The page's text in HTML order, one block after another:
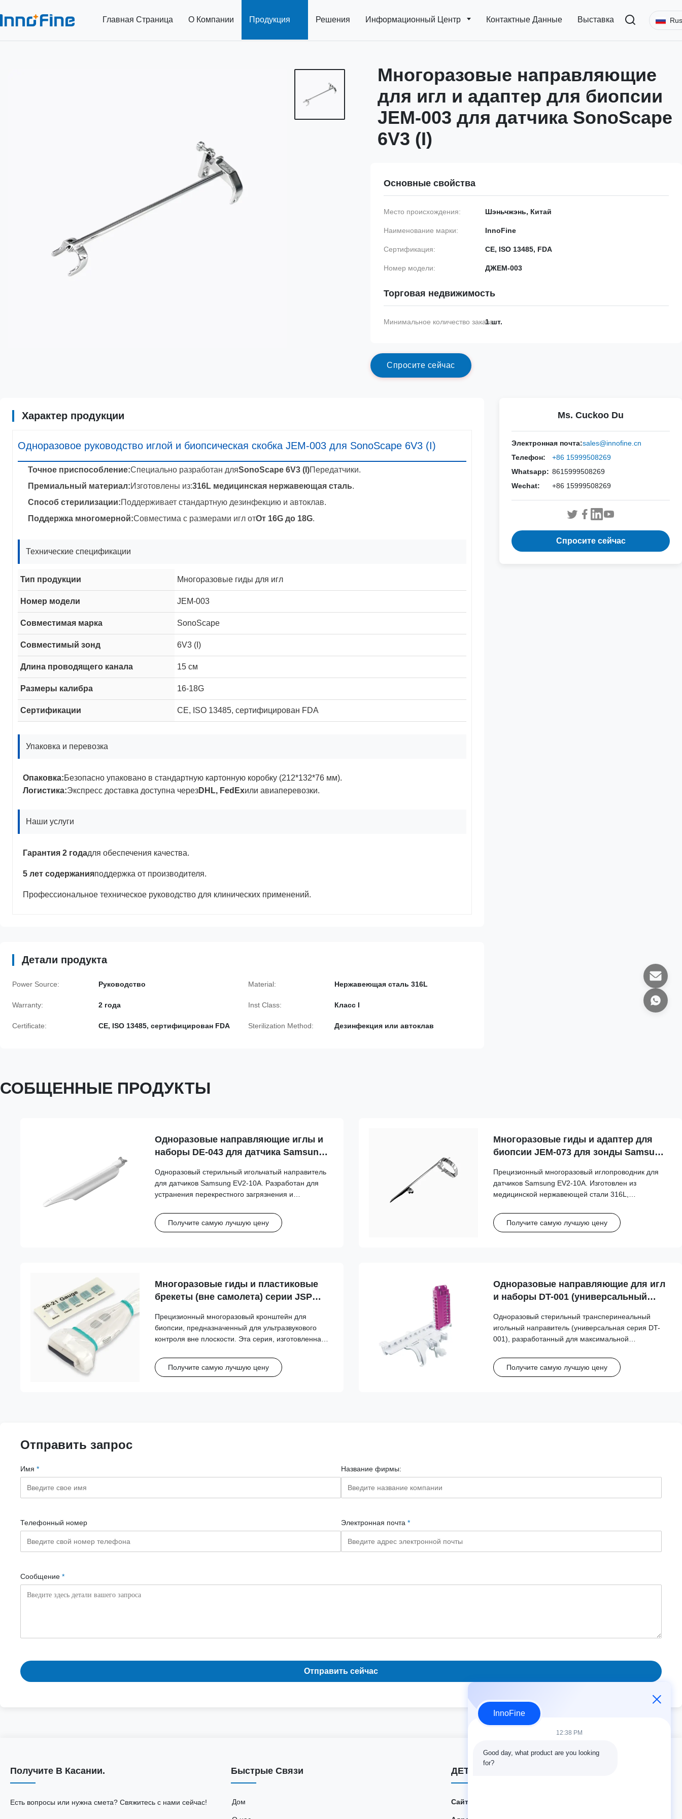
Главная Страница О Компании Продукция Решения Информационный Центр Контактные Данные Выставка
Многоразовые направляющие
для игл и адаптер для биопсии
JEM-003 для датчика SonoScape
6V3 (I)
Основные свойства
Место происхождения: Шэньчжэнь, Китай
Наименование марки: InnoFine
Сертификация: CE, ISO 13485, FDA
Номер модели: ДЖЕМ-003
Торговая недвижимость
Минимальное количество заказа:
1 шт.
Спросите сейчас
Характер продукции
Одноразовое руководство иглой и биопсическая скобка JEM-003 для SonoScape 6V3 (I)
Точное приспособление:Специально разработан дляSonoScape 6V3 (I)Передатчики.
Премиальный материал:Изготовлены из:316L медицинская нержавеющая сталь.
Способ стерилизации:Поддерживает стандартную дезинфекцию и автоклав.
Поддержка многомерной:Совместима с размерами игл отОт 16G до 18G.
Технические спецификации
Тип продукции Многоразовые гиды для игл
Номер модели JEM-003
Совместимая марка SonoScape
Совместимый зонд 6V3 (I)
Длина проводящего канала 15 см
Размеры калибра 16-18G
Сертификации CE, ISO 13485, сертифицирован FDA
Упаковка и перевозка
Опаковка:Безопасно упаковано в стандартную картонную коробку (212*132*76 мм).
Логистика:Экспресс доставка доступна черезDHL, FedExили авиаперевозки.
Наши услуги
Гарантия 2 годадля обеспечения качества.
5 лет содержанияподдержка от производителя.
Профессиональное техническое руководство для клинических применений.
Детали продукта
Power Source: Руководство Material: Нержавеющая сталь 316L
Warranty: 2 года Inst Class: Класс I
Certificate: CE, ISO 13485, сертифицирован FDA Sterilization Method: Дезинфекция или автоклав
Ms. Cuckoo Du
Электронная почта:sales@innofine.cn
Телефон:
+86 15999508269
Whatsapp: 8615999508269
Wechat:
+86 15999508269
Спросите сейчас
СОБЩЕННЫЕ ПРОДУКТЫ
Одноразовые направляющие иглы и
наборы DE-043 для датчика Samsung
Одноразовый стерильный игольчатый направитель
для датчиков Samsung EV2-10A. Разработан для
устранения перекрестного загрязнения и
благодаря совместимости игл с разными
калибрами.
Получите самую лучшую цену
Многоразовые гиды и адаптер для
биопсии JEM-073 для зонды Samsung
Прецизионный многоразовый иглопроводник для
датчиков Samsung EV2-10A. Изготовлен из
медицинской нержавеющей стали 316L,
что обеспечивает долгосрочную клиническую
безопасность и точность.
Получите самую лучшую цену
Многоразовые гиды и пластиковые
брекеты (вне самолета) серии JSP
Mindray, Philips, Samsung, Siemens,
SonoScape, Vinno
Прецизионный многоразовый кронштейн для
биопсии, предназначенный для ультразвукового
контроля вне плоскости. Эта серия, изготовленная
обеспечивает стабильное крепление датчика и
надежное выравнивание траектории иглы.
Получите самую лучшую цену
Одноразовые направляющие для игл
и наборы DT-001 (универсальный
Mindray... и т.д.
Одноразовый стерильный трансперинеальный
игольный направитель (универсальная серия DT-
001), разработанный для максимальной
основных брендов, включая GE, Philips, Mindray и
BK Medical. Эта универсальная направляющая
Получите самую лучшую цену
Отправить запрос
Имя * Название фирмы:
Телефонный номер Электронная почта *
Сообщение *
Отправить сейчас
Получите В Касании.
Есть вопросы или нужна смета? Свяжитесь с нами сейчас!
Быстрые Связи
Дом
ДЕТАЛИ КОНТАКТА
Сайт:
InnoFine
12:38 PM
Good day, what product are you looking
for?